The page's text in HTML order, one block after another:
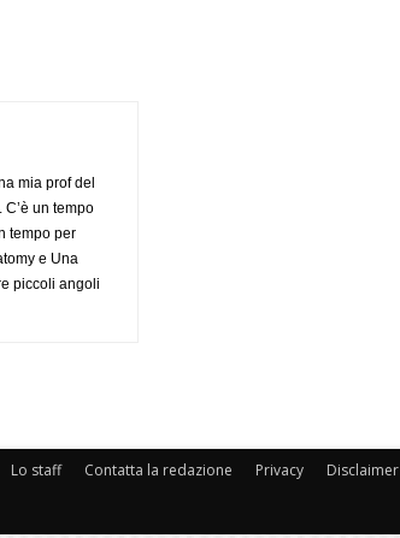
mia prof del
un tempo
tempo per
e Una
piccoli angoli
Lo staff Contatta la redazione Privacy Disclaimer